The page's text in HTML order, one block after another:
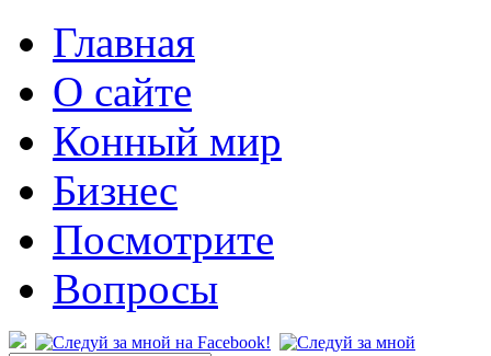
Главная
О сайте
Конный мир
Бизнес
Посмотрите
Вопросы